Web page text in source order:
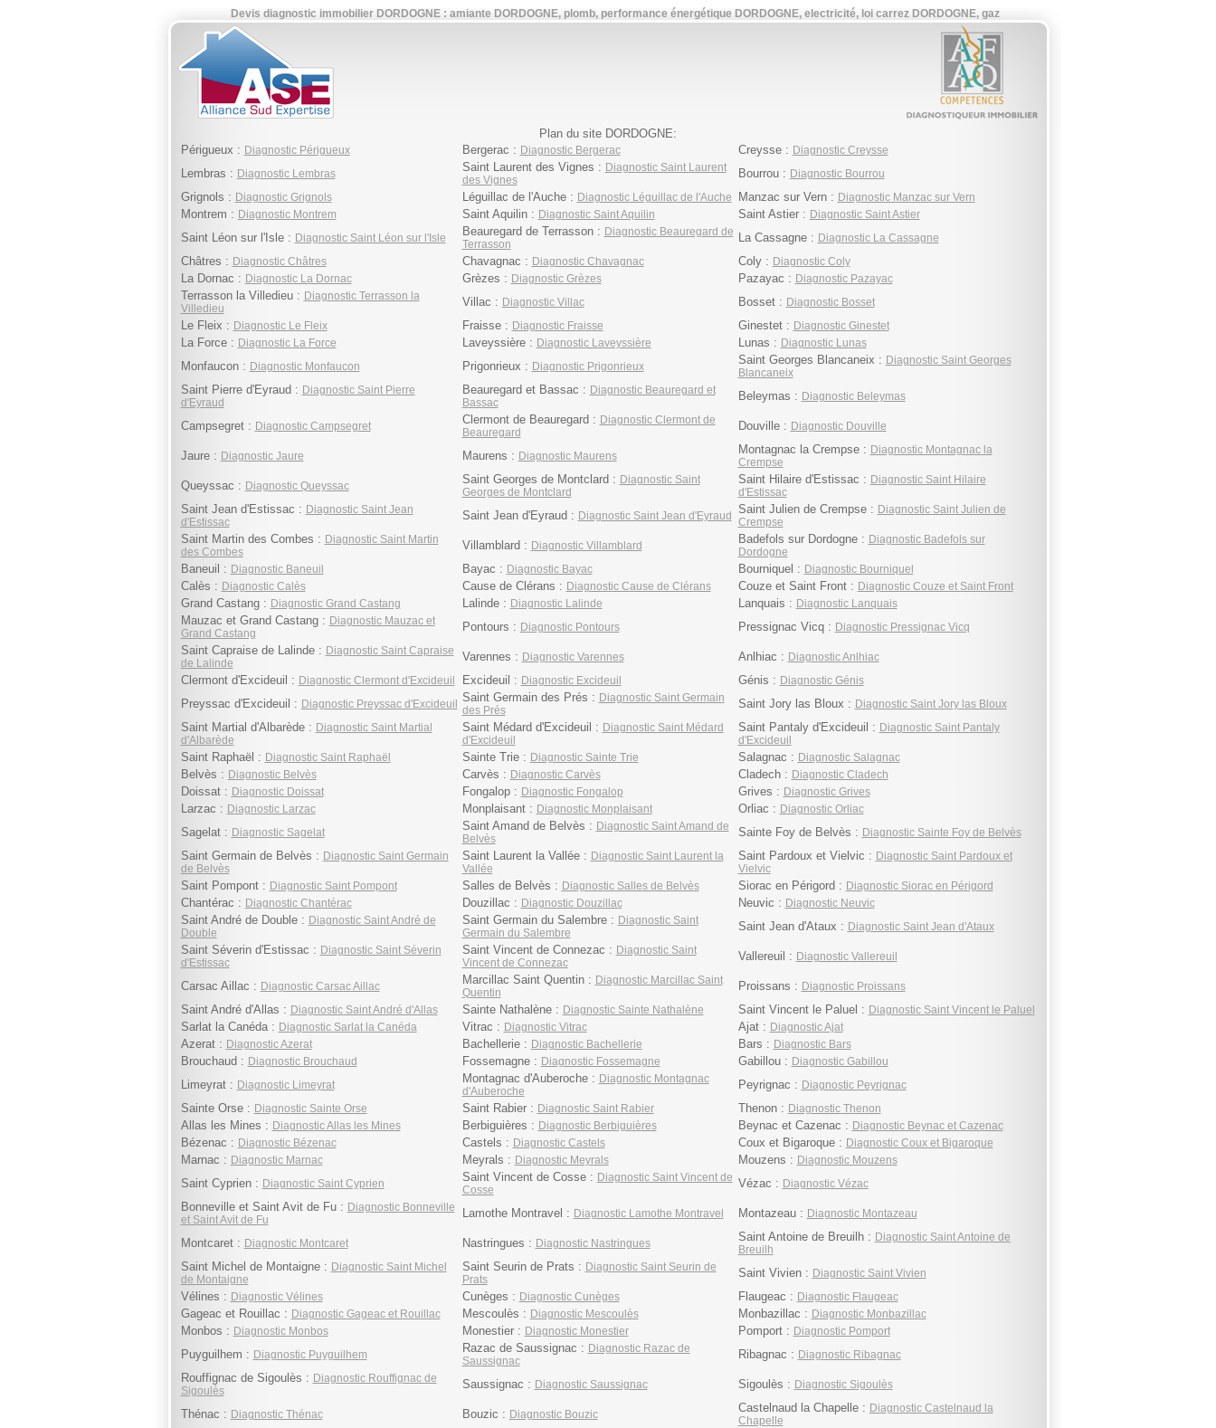
Devis diagnostic immobilier DORDOGNE : amiante DORDOGNE, plomb, performance énergétique DORDOGNE, electricité, loi carrez DORDOGNE, gaz
Plan du site DORDOGNE:
Périgueux : Diagnostic Périgueux Bergerac : Diagnostic Bergerac Creysse : Diagnostic Creysse
Lembras : Diagnostic Lembras Saint Laurent des Vignes : Diagnostic Saint Laurent
des Vignes
Bourrou : Diagnostic Bourrou
Grignols : Diagnostic Grignols Léguillac de l'Auche : Diagnostic Léguillac de l'Auche Manzac sur Vern : Diagnostic Manzac sur Vern
Montrem : Diagnostic Montrem Saint Aquilin : Diagnostic Saint Aquilin Saint Astier : Diagnostic Saint Astier
Saint Léon sur l'Isle : Diagnostic Saint Léon sur l'Isle Beauregard de Terrasson : Diagnostic Beauregard de
Terrasson
La Cassagne : Diagnostic La Cassagne
Châtres : Diagnostic Châtres Chavagnac : Diagnostic Chavagnac Coly : Diagnostic Coly
La Dornac : Diagnostic La Dornac Grèzes : Diagnostic Grèzes Pazayac : Diagnostic Pazayac
Terrasson la Villedieu : Diagnostic Terrasson la
Villedieu
Villac : Diagnostic Villac Bosset : Diagnostic Bosset
Le Fleix : Diagnostic Le Fleix Fraisse : Diagnostic Fraisse Ginestet : Diagnostic Ginestet
La Force : Diagnostic La Force Laveyssière : Diagnostic Laveyssière Lunas : Diagnostic Lunas
Monfaucon : Diagnostic Monfaucon Prigonrieux : Diagnostic Prigonrieux Saint Georges Blancaneix : Diagnostic Saint Georges
Blancaneix
Saint Pierre d'Eyraud : Diagnostic Saint Pierre
d'Eyraud
Beauregard et Bassac : Diagnostic Beauregard et
Bassac
Beleymas : Diagnostic Beleymas
Campsegret : Diagnostic Campsegret Clermont de Beauregard : Diagnostic Clermont de
Beauregard
Douville : Diagnostic Douville
Jaure : Diagnostic Jaure Maurens : Diagnostic Maurens Montagnac la Crempse : Diagnostic Montagnac la
Crempse
Queyssac : Diagnostic Queyssac Saint Georges de Montclard : Diagnostic Saint
Georges de Montclard
Saint Hilaire d'Estissac : Diagnostic Saint Hilaire
d'Estissac
Saint Jean d'Estissac : Diagnostic Saint Jean
d'Estissac
Saint Jean d'Eyraud : Diagnostic Saint Jean d'Eyraud Saint Julien de Crempse : Diagnostic Saint Julien de
Crempse
Saint Martin des Combes : Diagnostic Saint Martin
des Combes
Villamblard : Diagnostic Villamblard Badefols sur Dordogne : Diagnostic Badefols sur
Dordogne
Baneuil : Diagnostic Baneuil Bayac : Diagnostic Bayac Bourniquel : Diagnostic Bourniquel
Calès : Diagnostic Calès Cause de Clérans : Diagnostic Cause de Clérans Couze et Saint Front : Diagnostic Couze et Saint Front
Grand Castang : Diagnostic Grand Castang Lalinde : Diagnostic Lalinde Lanquais : Diagnostic Lanquais
Mauzac et Grand Castang : Diagnostic Mauzac et
Grand Castang
Pontours : Diagnostic Pontours Pressignac Vicq : Diagnostic Pressignac Vicq
Saint Capraise de Lalinde : Diagnostic Saint Capraise
de Lalinde
Varennes : Diagnostic Varennes Anlhiac : Diagnostic Anlhiac
Clermont d'Excideuil : Diagnostic Clermont d'Excideuil Excideuil : Diagnostic Excideuil Génis : Diagnostic Génis
Preyssac d'Excideuil : Diagnostic Preyssac d'Excideuil Saint Germain des Prés : Diagnostic Saint Germain
des Prés
Saint Jory las Bloux : Diagnostic Saint Jory las Bloux
Saint Martial d'Albarède : Diagnostic Saint Martial
d'Albarède
Saint Médard d'Excideuil : Diagnostic Saint Médard
d'Excideuil
Saint Pantaly d'Excideuil : Diagnostic Saint Pantaly
d'Excideuil
Saint Raphaël : Diagnostic Saint Raphaël Sainte Trie : Diagnostic Sainte Trie Salagnac : Diagnostic Salagnac
Belvès : Diagnostic Belvès Carvès : Diagnostic Carvès Cladech : Diagnostic Cladech
Doissat : Diagnostic Doissat Fongalop : Diagnostic Fongalop Grives : Diagnostic Grives
Larzac : Diagnostic Larzac Monplaisant : Diagnostic Monplaisant Orliac : Diagnostic Orliac
Sagelat : Diagnostic Sagelat Saint Amand de Belvès : Diagnostic Saint Amand de
Belvès
Sainte Foy de Belvès : Diagnostic Sainte Foy de Belvès
Saint Germain de Belvès : Diagnostic Saint Germain
de Belvès
Saint Laurent la Vallée : Diagnostic Saint Laurent la
Vallée
Saint Pardoux et Vielvic : Diagnostic Saint Pardoux et
Vielvic
Saint Pompont : Diagnostic Saint Pompont Salles de Belvès : Diagnostic Salles de Belvès Siorac en Périgord : Diagnostic Siorac en Périgord
Chantérac : Diagnostic Chantérac Douzillac : Diagnostic Douzillac Neuvic : Diagnostic Neuvic
Saint André de Double : Diagnostic Saint André de
Double
Saint Germain du Salembre : Diagnostic Saint
Germain du Salembre
Saint Jean d'Ataux : Diagnostic Saint Jean d'Ataux
Saint Séverin d'Estissac : Diagnostic Saint Séverin
d'Estissac
Saint Vincent de Connezac : Diagnostic Saint
Vincent de Connezac
Vallereuil : Diagnostic Vallereuil
Carsac Aillac : Diagnostic Carsac Aillac Marcillac Saint Quentin : Diagnostic Marcillac Saint
Quentin
Proissans : Diagnostic Proissans
Saint André d'Allas : Diagnostic Saint André d'Allas Sainte Nathalène : Diagnostic Sainte Nathalène Saint Vincent le Paluel : Diagnostic Saint Vincent le Paluel
Sarlat la Canéda : Diagnostic Sarlat la Canéda Vitrac : Diagnostic Vitrac Ajat : Diagnostic Ajat
Azerat : Diagnostic Azerat Bachellerie : Diagnostic Bachellerie Bars : Diagnostic Bars
Brouchaud : Diagnostic Brouchaud Fossemagne : Diagnostic Fossemagne Gabillou : Diagnostic Gabillou
Limeyrat : Diagnostic Limeyrat Montagnac d'Auberoche : Diagnostic Montagnac
d'Auberoche
Peyrignac : Diagnostic Peyrignac
Sainte Orse : Diagnostic Sainte Orse Saint Rabier : Diagnostic Saint Rabier Thenon : Diagnostic Thenon
Allas les Mines : Diagnostic Allas les Mines Berbiguières : Diagnostic Berbiguières Beynac et Cazenac : Diagnostic Beynac et Cazenac
Bézenac : Diagnostic Bézenac Castels : Diagnostic Castels Coux et Bigaroque : Diagnostic Coux et Bigaroque
Marnac : Diagnostic Marnac Meyrals : Diagnostic Meyrals Mouzens : Diagnostic Mouzens
Saint Cyprien : Diagnostic Saint Cyprien Saint Vincent de Cosse : Diagnostic Saint Vincent de
Cosse
Vézac : Diagnostic Vézac
Bonneville et Saint Avit de Fu : Diagnostic Bonneville
et Saint Avit de Fu
Lamothe Montravel : Diagnostic Lamothe Montravel Montazeau : Diagnostic Montazeau
Montcaret : Diagnostic Montcaret Nastringues : Diagnostic Nastringues Saint Antoine de Breuilh : Diagnostic Saint Antoine de
Breuilh
Saint Michel de Montaigne : Diagnostic Saint Michel
de Montaigne
Saint Seurin de Prats : Diagnostic Saint Seurin de
Prats
Saint Vivien : Diagnostic Saint Vivien
Vélines : Diagnostic Vélines Cunèges : Diagnostic Cunèges Flaugeac : Diagnostic Flaugeac
Gageac et Rouillac : Diagnostic Gageac et Rouillac Mescoulès : Diagnostic Mescoulès Monbazillac : Diagnostic Monbazillac
Monbos : Diagnostic Monbos Monestier : Diagnostic Monestier Pomport : Diagnostic Pomport
Puyguilhem : Diagnostic Puyguilhem Razac de Saussignac : Diagnostic Razac de
Saussignac
Ribagnac : Diagnostic Ribagnac
Rouffignac de Sigoulès : Diagnostic Rouffignac de
Sigoulès
Saussignac : Diagnostic Saussignac Sigoulès : Diagnostic Sigoulès
Thénac : Diagnostic Thénac Bouzic : Diagnostic Bouzic Castelnaud la Chapelle : Diagnostic Castelnaud la
Chapelle